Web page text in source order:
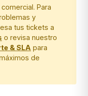
Para
y
tus tickets a
o revisa nuestro
& SLA para
de